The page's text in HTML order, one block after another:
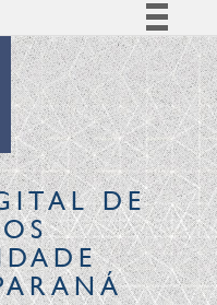
Simplifique!
Comunica BR
Participe
Acesso à informação
Legislação
CanaisDE